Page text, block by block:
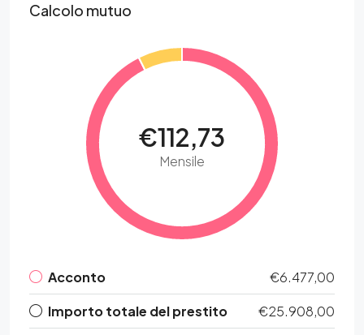
Calcolo mutuo
€112,73
Mensile
Acconto
€6.477,00
Importo totale del prestito
€25.908,00